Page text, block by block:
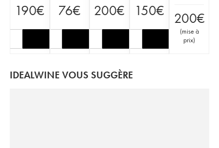
190€ 76€ 200€ 150€ 200€
(mise à
prix)
IDEALWINE VOUS SUGGÈRE